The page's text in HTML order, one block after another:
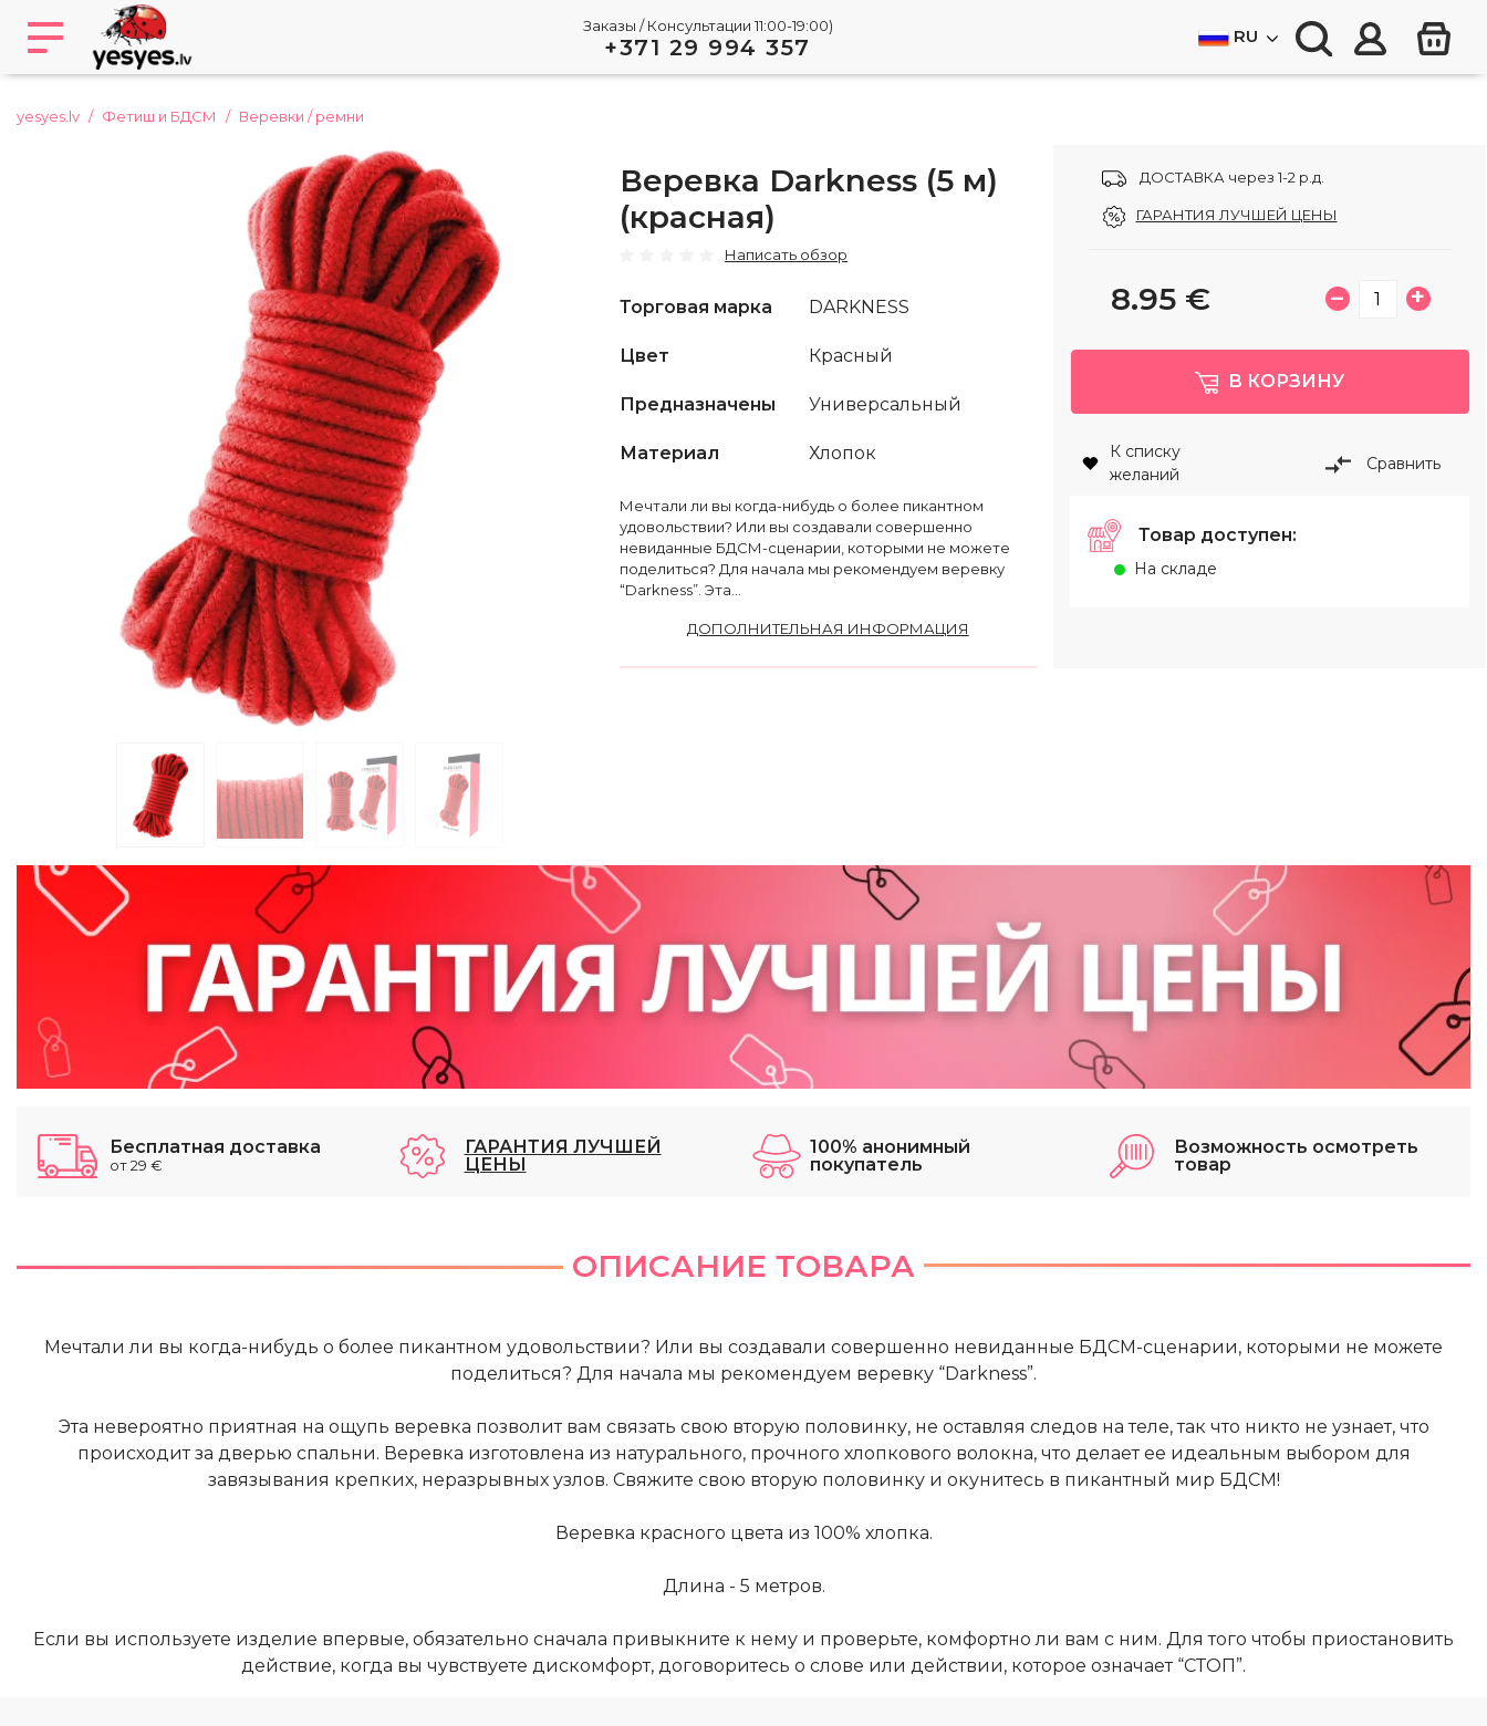
Заказы / Консультации 11:00-19:00)
+371 29 994 357 RU
yesyes.lv Фетиш и БДСМ Веревки / ремни
Веревка Darkness (5 м)
(красная)
Написать обзор
ДОСТАВКА через 1-2 р.д.
ГАРАНТИЯ ЛУЧШЕЙ ЦЕНЫ
Торговая марка DARKNESS
Цвет Красный
Предназначены Универсальный
Материал Хлопок
Мечтали ли вы когда-нибудь о более пикантном
удовольствии? Или вы создавали совершенно
невиданные БДСМ-сценарии, которыми не можете
поделиться? Для начала мы рекомендуем веревку
“Darkness”. Эта...
ДОПОЛНИТЕЛЬНАЯ ИНФОРМАЦИЯ
8.95 € – +
В КОРЗИНУ
К списку
желаний
Сравнить
Товар доступен:
На складе
Бесплатная доставка
от 29 €
ГАРАНТИЯ ЛУЧШЕЙ
ЦЕНЫ
100% анонимный
покупатель
Возможность осмотреть
товар
ОПИСАНИЕ ТОВАРА
Мечтали ли вы когда-нибудь о более пикантном удовольствии? Или вы создавали совершенно невиданные БДСМ-сценарии, которыми не можете
поделиться? Для начала мы рекомендуем веревку “Darkness”.
Эта невероятно приятная на ощупь веревка позволит вам связать свою вторую половинку, не оставляя следов на теле, так что никто не узнает, что
происходит за дверью спальни. Веревка изготовлена из натурального, прочного хлопкового волокна, что делает ее идеальным выбором для
завязывания крепких, неразрывных узлов. Свяжите свою вторую половинку и окунитесь в пикантный мир БДСМ!
Веревка красного цвета из 100% хлопка.
Длина - 5 метров.
Если вы используете изделие впервые, обязательно сначала привыкните к нему и проверьте, комфортно ли вам с ним. Для того чтобы приостановить
действие, когда вы чувствуете дискомфорт, договоритесь о слове или действии, которое означает “СТОП”.